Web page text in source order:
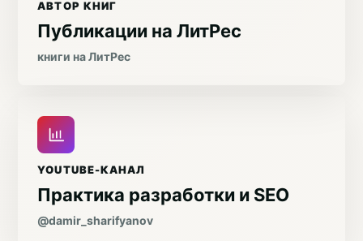
АВТОР КНИГ
Публикации на ЛитРес
книги на ЛитРес
YOUTUBE-КАНАЛ
Практика разработки и SEO
@damir_sharifyanov